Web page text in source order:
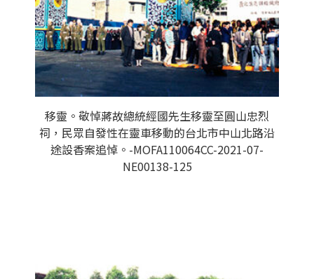
移靈。敬悼蔣故總統經國先生移靈至圓山忠烈
祠，民眾自發性在靈車移動的台北市中山北路沿
途設香案追悼。-MOFA110064CC-2021-07-
NE00138-125